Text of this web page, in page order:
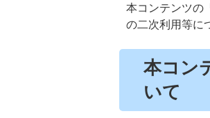
本コンテンツの
の二次利用等に
本コン
いて